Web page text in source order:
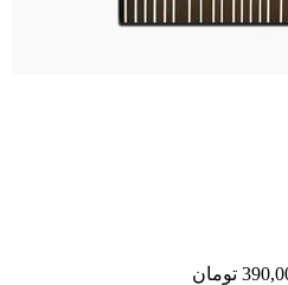
قیمت اصلی: 390,000 تومان